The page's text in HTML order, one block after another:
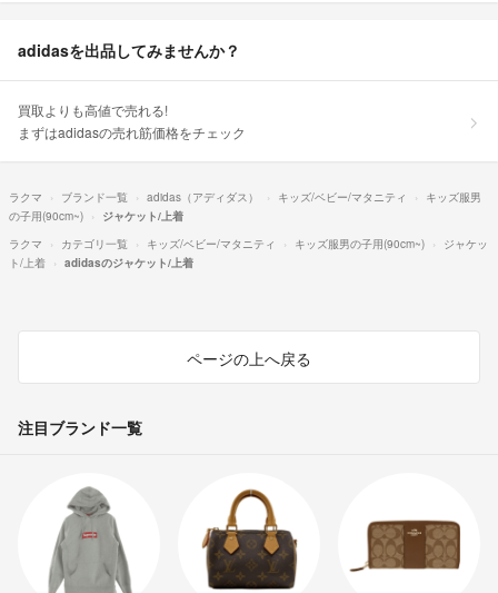
adidasを出品してみませんか？
買取よりも高値で売れる!
まずはadidasの売れ筋価格をチェック
ラクマ ブランド一覧 adidas（アディダス） キッズ/ベビー/マタニティ
キッズ服男
の子用(90cm~)
ジャケット/上着
ラクマ
カテゴリ一覧 キッズ/ベビー/マタニティ キッズ服男の子用(90cm~)
ジャケッ
ト/上着
adidasのジャケット/上着
ページの上へ戻る
注目ブランド一覧